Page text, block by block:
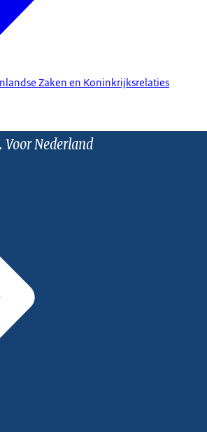
Zaken en Koninkrijksrelaties
Nederland